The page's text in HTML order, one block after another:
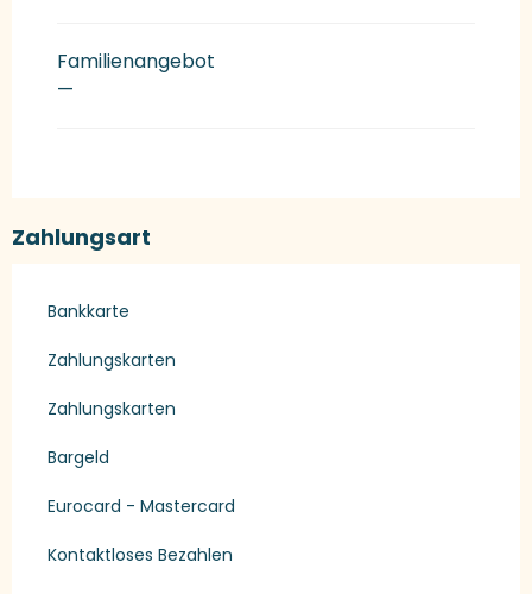
Familienangebot
—
Zahlungsart
Bankkarte
Zahlungskarten
Zahlungskarten
Bargeld
Eurocard - Mastercard
Kontaktloses Bezahlen